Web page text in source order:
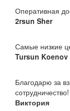
Оперативная
2rsun Sher
Самые низкие
Tursun Koenov
Благодарю за
сотрудничество!
Виктория